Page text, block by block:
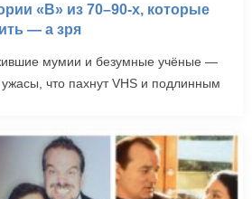
«B» из 70–90-х, которые
— а зря
мумии и безумные учёные —
что пахнут VHS и подлинным